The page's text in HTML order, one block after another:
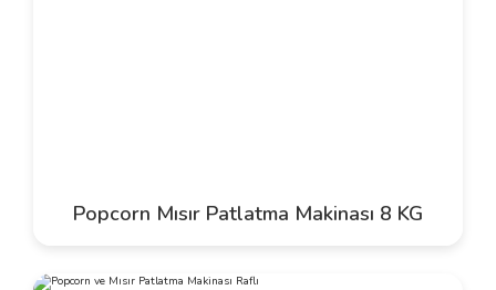
Popcorn Mısır Patlatma Makinası 8 KG